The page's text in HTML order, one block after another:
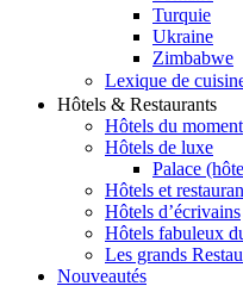
Turquie
Ukraine
Zimbabwe
Lexique de
Hôtels & Restaurants
Hôtels du moment
Hôtels de luxe
Palace
Hôtels et
Hôtels d’écrivains
Hôtels fabuleux
Les grands
Nouveautés